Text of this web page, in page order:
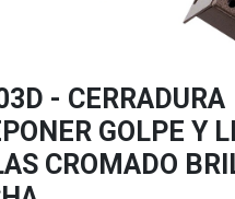
- CERRADURA
GOLPE Y
CROMADO